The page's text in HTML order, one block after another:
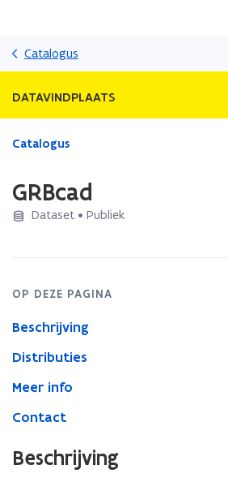
gaan
Catalogus
DATAVINDPLAATS
Gedaan
bevindt
Catalogus
GRBcad
Dataset • Publiek
OP DEZE PAGINA
Beschrijving
Distributies
Meer info
Contact
Beschrijving